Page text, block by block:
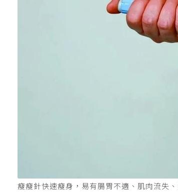
瘦瘦針快速瘦身，易有腸胃不適、肌肉流失